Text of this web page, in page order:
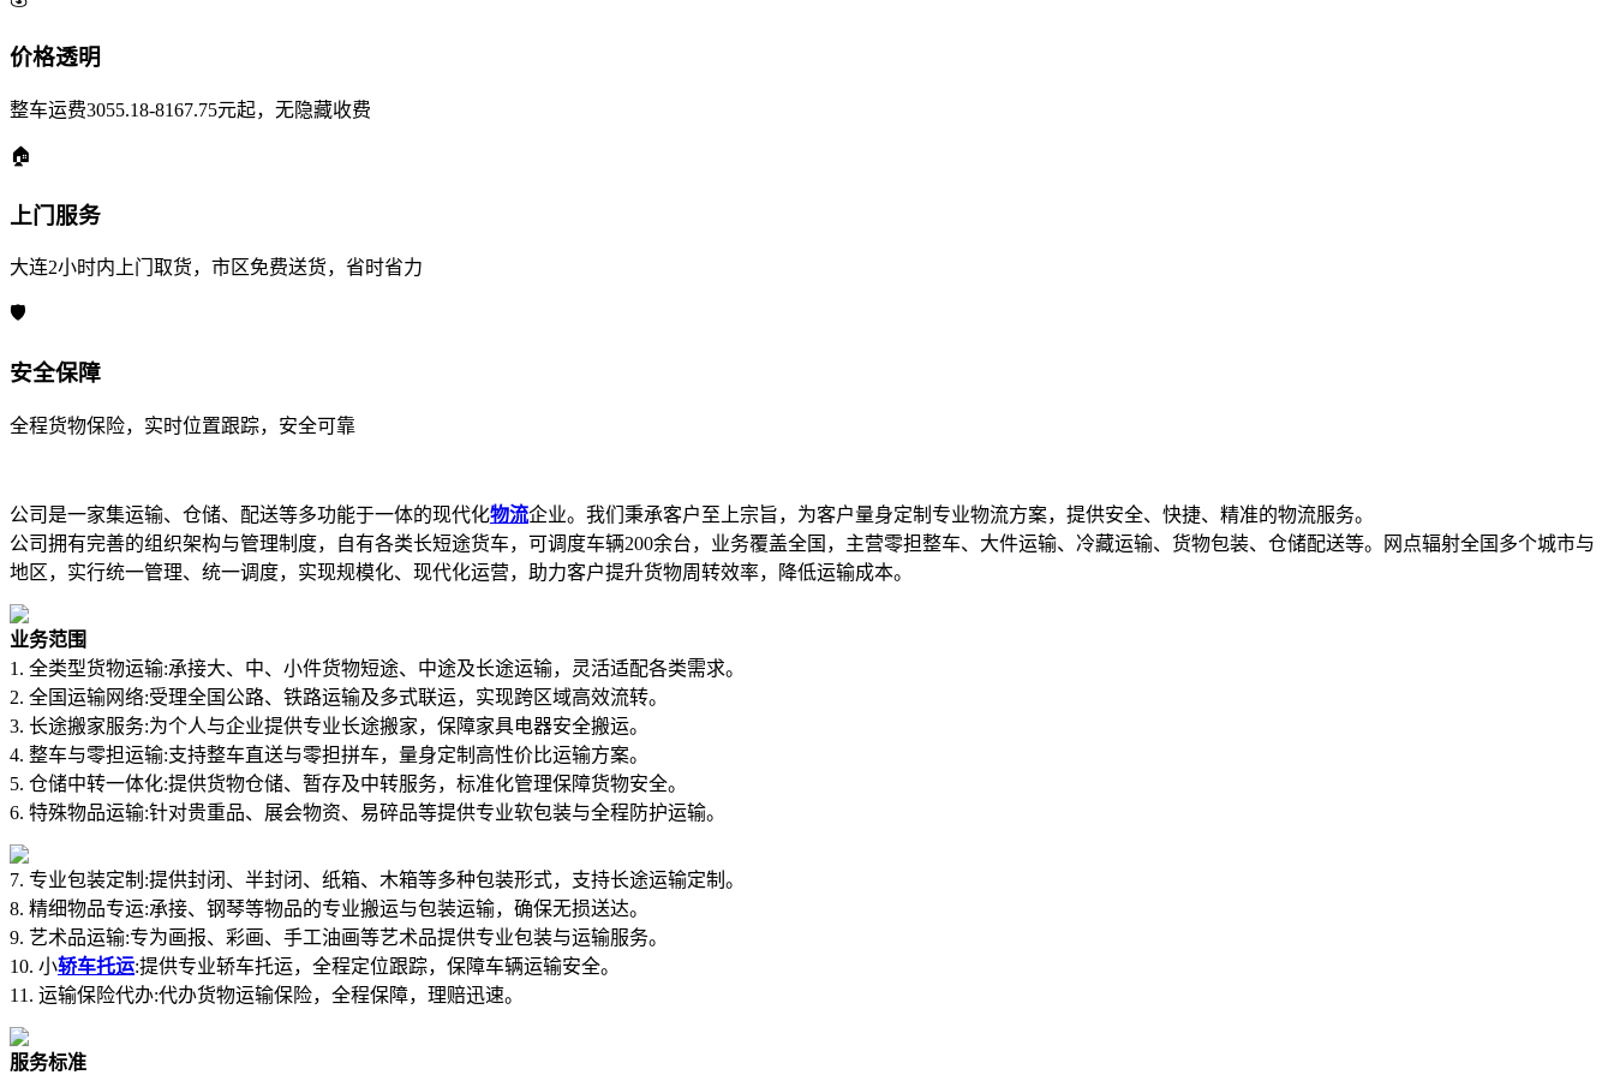
价格透明
整车运费3055.18-8167.75元起，无隐藏收费
🏠
上门服务
大连2小时内上门取货，市区免费送货，省时省力
🛡️
安全保障
全程货物保险，实时位置跟踪，安全可靠
公司是一家集运输、仓储、配送等多功能于一体的现代化物流企业。我们秉承客户至上宗旨，为客户量身定制专业物流方案，提供安全、快捷、精准的物流服务。
公司拥有完善的组织架构与管理制度，自有各类长短途货车，可调度车辆200余台，业务覆盖全国，主营零担整车、大件运输、冷藏运输、货物包装、仓储配送等。网点辐射全国多个城市与
地区，实行统一管理、统一调度，实现规模化、现代化运营，助力客户提升货物周转效率，降低运输成本。
业务范围
1. 全类型货物运输:承接大、中、小件货物短途、中途及长途运输，灵活适配各类需求。
2. 全国运输网络:受理全国公路、铁路运输及多式联运，实现跨区域高效流转。
3. 长途搬家服务:为个人与企业提供专业长途搬家，保障家具电器安全搬运。
4. 整车与零担运输:支持整车直送与零担拼车，量身定制高性价比运输方案。
5. 仓储中转一体化:提供货物仓储、暂存及中转服务，标准化管理保障货物安全。
6. 特殊物品运输:针对贵重品、展会物资、易碎品等提供专业软包装与全程防护运输。
7. 专业包装定制:提供封闭、半封闭、纸箱、木箱等多种包装形式，支持长途运输定制。
8. 精细物品专运:承接、钢琴等物品的专业搬运与包装运输，确保无损送达。
9. 艺术品运输:专为画报、彩画、手工油画等艺术品提供专业包装与运输服务。
10. 小轿车托运:提供专业轿车托运，全程定位跟踪，保障车辆运输安全。
11. 运输保险代办:代办货物运输保险，全程保障，理赔迅速。
服务标准